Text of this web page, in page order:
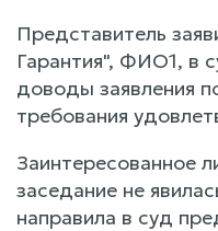
Представитель
Гарантия", ФИО1, в
доводы заявления
требования
Заинтересованное
заседание не
направила в суд